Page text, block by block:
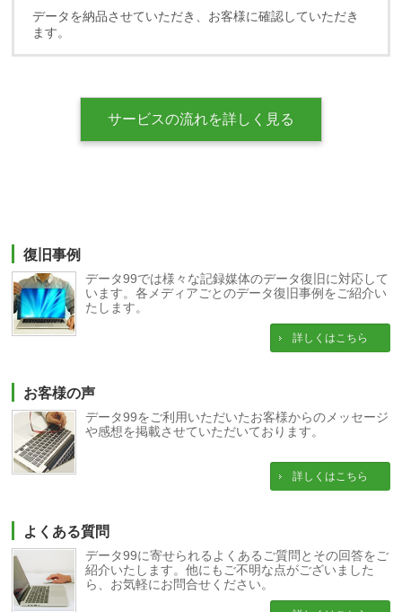
データを納品させていただき、お客様に確認していただき
ます。
サービスの流れを詳しく見る
復旧事例
データ99では様々な記録媒体のデータ復旧に対応して
います。各メディアごとのデータ復旧事例をご紹介い
たします。
詳しくはこちら
お客様の声
データ99をご利用いただいたお客様からのメッセージ
や感想を掲載させていただいております。
詳しくはこちら
よくある質問
データ99に寄せられるよくあるご質問とその回答をご
紹介いたします。他にもご不明な点がございました
ら、お気軽にお問合せください。